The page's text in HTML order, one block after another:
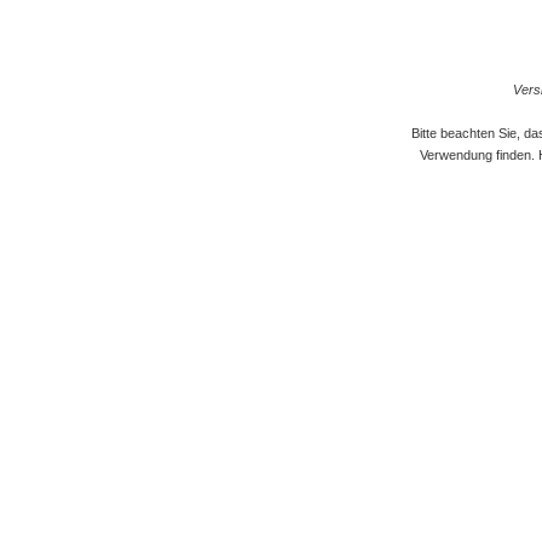
Bitte beachten Sie,
Verwendung finden.